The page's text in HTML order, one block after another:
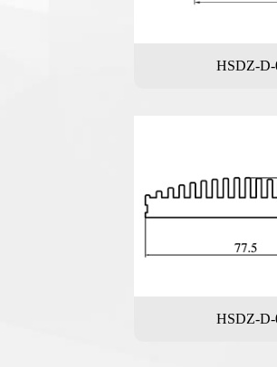
HSDZ-D-
HSDZ-D-